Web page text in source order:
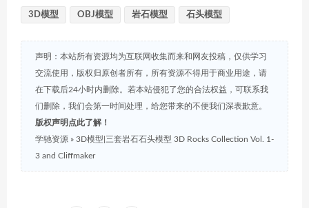
3D模型 OBJ模型 岩石模型 石头模型
声明：本站所有资源均为互联网收集而来和网友投稿，仅供学习
交流使用，版权归原创者所有，所有资源不得用于商业用途，请
在下载后24小时内删除。若本站侵犯了您的合法权益，可联系我
们删除，我们会第一时间处理，给您带来的不便我们深表歉意。
版权声明点此了解！
学驰资源 » 3D模型|三套岩石石头模型 3D Rocks Collection Vol. 1-
3 and Cliffmaker